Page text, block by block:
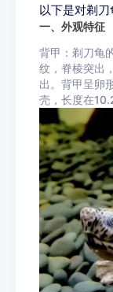
以下是对剃刀
一、外观特征
背甲：剃刀龟
纹，脊棱突出
出。背甲呈卵
壳，长度在